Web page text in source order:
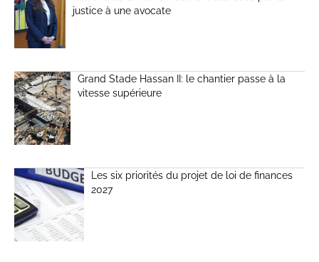
justice à une avocate
Grand Stade Hassan II: le chantier passe à la
vitesse supérieure
Les six priorités du projet de loi de finances
2027